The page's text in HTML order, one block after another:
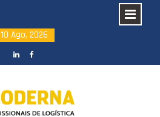
10 Ago, 2026